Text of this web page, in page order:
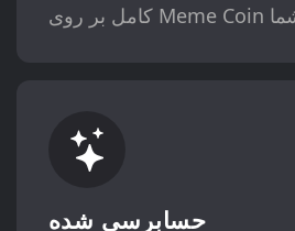
حسابرسی شده